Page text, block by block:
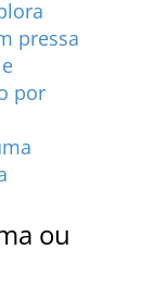
pressa
por
ou